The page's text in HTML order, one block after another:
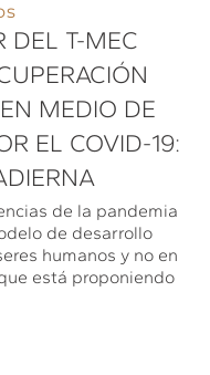
DEL T-MEC
MEDIO DE
EL COVID-19:
de la pandemia
de desarrollo
humanos y no en
está proponiendo